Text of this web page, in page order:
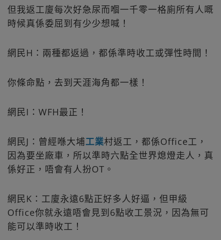
但我返工廈每次好急尿而嗰一千零一格廁所有人嘅
時候真係委屈到有少少想喊！
網民H：兩種都返過，都係準時收工或彈性時間！
你條命點，去到天涯海角都一樣！
網民I：WFH最正！
網民J：曾經喺大埔工業村返工，都係Office工，
因為要坐廠車，所以準時六點全世界熄燈走人，真
係好正，唔會有人扮OT。
網民K：工廈永遠6點正好多人好逼，但甲級
Office你就永遠唔會見到6點收工景況，因為無可
能可以準時收工！